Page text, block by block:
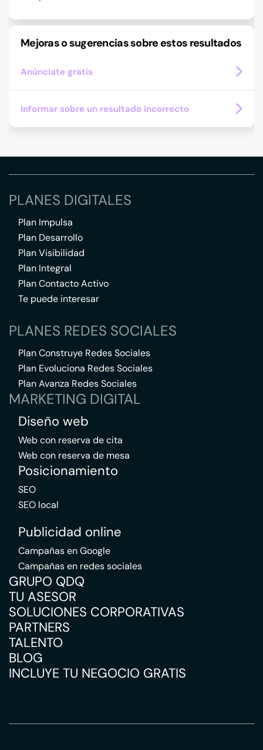
Mejoras o sugerencias sobre estos resultados
Anúnciate gratis
Informar sobre un resultado incorrecto
PLANES DIGITALES
Plan Impulsa
Plan Desarrollo
Plan Visibilidad
Plan Integral
Plan Contacto Activo
Te puede interesar
PLANES REDES SOCIALES
Plan Construye Redes Sociales
Plan Evoluciona Redes Sociales
Plan Avanza Redes Sociales
MARKETING DIGITAL
Diseño web
Web con reserva de cita
Web con reserva de mesa
Posicionamiento
SEO
SEO local
Publicidad online
Campañas en Google
Campañas en redes sociales
GRUPO QDQ
TU ASESOR
SOLUCIONES CORPORATIVAS
PARTNERS
TALENTO
BLOG
INCLUYE TU NEGOCIO GRATIS